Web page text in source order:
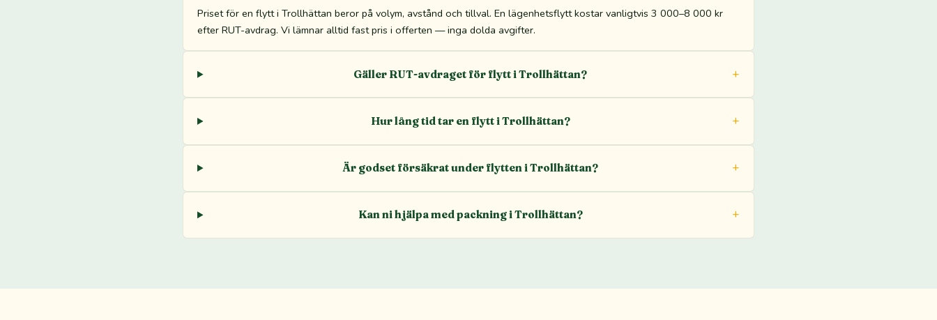
Priset för en flytt i Trollhättan beror på volym, avstånd och tillval. En lägenhetsflytt kostar vanligtvis 3 000–8 000 kr
efter RUT-avdrag. Vi lämnar alltid fast pris i offerten — inga dolda avgifter.
Gäller RUT-avdraget för flytt i Trollhättan?
Hur lång tid tar en flytt i Trollhättan?
Är godset försäkrat under flytten i Trollhättan?
Kan ni hjälpa med packning i Trollhättan?